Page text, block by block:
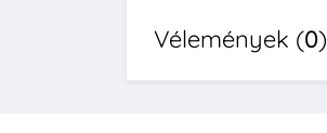
Vélemények (0)